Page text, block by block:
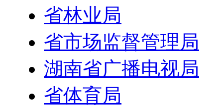
省林业局
省市场监督管理局
湖南省广播电视局
省体育局